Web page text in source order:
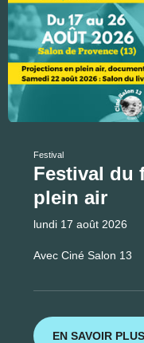
Festival
Festival du
plein air
lundi 17 août 2026
Avec Ciné Salon 13
EN SAVOIR PLUS